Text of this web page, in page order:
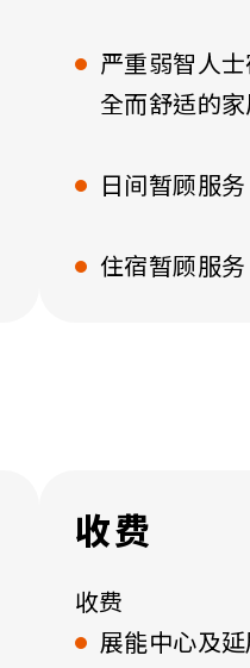
严重弱智人
全而舒适的
日间暂顾服
住宿暂顾服
收费
收费
展能中心及